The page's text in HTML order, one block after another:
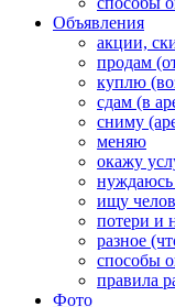
Объявления
акции,
продам
куплю
сдам (в
сниму
меняю
окажу
нуждаюсь
ищу
потери и
разное
способы
правила
Фото